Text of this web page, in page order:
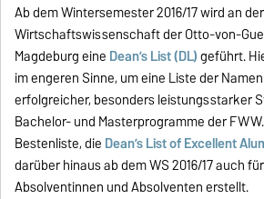
Ab dem Wintersemester 2016/17 wird an
Wirtschaftswissenschaft der Otto-von-
Magdeburg eine Dean’s List (DL)geführt.
im engeren Sinne, um eine Liste der
erfolgreicher, besonders leistungsstarker
Bachelor- und Masterprogramme der
Bestenliste, die Dean’s List of Excellent
darüber hinaus ab dem WS 2016/17 auch
Absolventinnen und Absolventen erstellt.